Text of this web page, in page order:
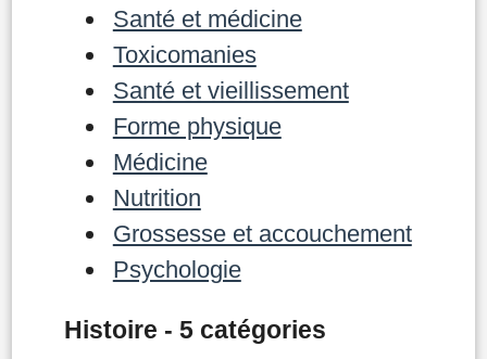
Santé et médicine
Toxicomanies
Santé et vieillissement
Forme physique
Médicine
Nutrition
Grossesse et accouchement
Psychologie
Histoire - 5 catégories